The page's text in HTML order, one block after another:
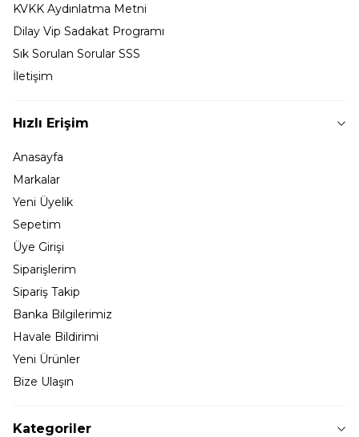
KVKK Aydınlatma Metni
Dilay Vip Sadakat Programı
Sık Sorulan Sorular SSS
İletişim
Hızlı Erişim
Anasayfa
Markalar
Yeni Üyelik
Sepetim
Üye Girişi
Siparişlerim
Sipariş Takip
Banka Bilgilerimiz
Havale Bildirimi
Yeni Ürünler
Bize Ulaşın
Kategoriler